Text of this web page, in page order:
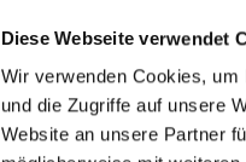
Diese Webseite verwendet
Wir verwenden Cookies,
und die Zugriffe auf unsere
Website an unsere Partner